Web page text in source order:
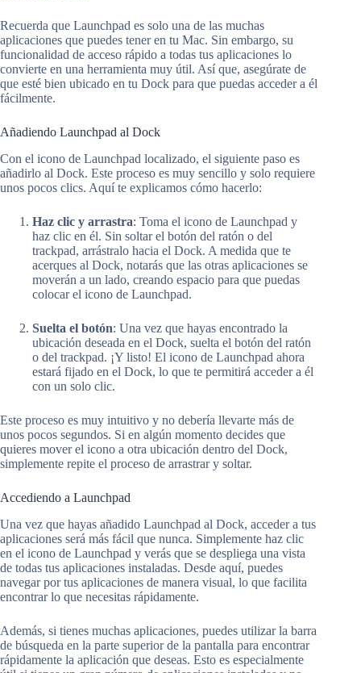
Recuerda que Launchpad es solo una de las muchas
aplicaciones que puedes tener en tu Mac. Sin embargo, su
funcionalidad de acceso rápido a todas tus aplicaciones lo
convierte en una herramienta muy útil. Así que, asegúrate de
que esté bien ubicado en tu Dock para que puedas acceder a él
fácilmente.
Añadiendo Launchpad al Dock
Con el icono de Launchpad localizado, el siguiente paso es
añadirlo al Dock. Este proceso es muy sencillo y solo requiere
unos pocos clics. Aquí te explicamos cómo hacerlo:
Haz clic y arrastra: Toma el icono de Launchpad y
haz clic en él. Sin soltar el botón del ratón o del
trackpad, arrástralo hacia el Dock. A medida que te
acerques al Dock, notarás que las otras aplicaciones se
moverán a un lado, creando espacio para que puedas
colocar el icono de Launchpad.
Suelta el botón: Una vez que hayas encontrado la
ubicación deseada en el Dock, suelta el botón del ratón
o del trackpad. ¡Y listo! El icono de Launchpad ahora
estará fijado en el Dock, lo que te permitirá acceder a él
con un solo clic.
Este proceso es muy intuitivo y no debería llevarte más de
unos pocos segundos. Si en algún momento decides que
quieres mover el icono a otra ubicación dentro del Dock,
simplemente repite el proceso de arrastrar y soltar.
Accediendo a Launchpad
Una vez que hayas añadido Launchpad al Dock, acceder a tus
aplicaciones será más fácil que nunca. Simplemente haz clic
en el icono de Launchpad y verás que se despliega una vista
de todas tus aplicaciones instaladas. Desde aquí, puedes
navegar por tus aplicaciones de manera visual, lo que facilita
encontrar lo que necesitas rápidamente.
Además, si tienes muchas aplicaciones, puedes utilizar la barra
de búsqueda en la parte superior de la pantalla para encontrar
rápidamente la aplicación que deseas. Esto es especialmente